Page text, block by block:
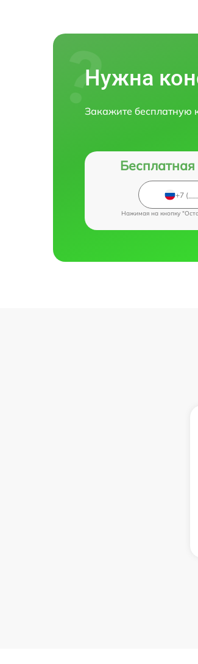
Нужна
Закажите бесплатную
Нажимая на кнопку